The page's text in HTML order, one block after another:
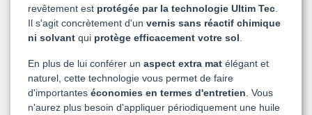
revêtement est protégée par la technologie Ultim Tec
Il s'agit concrètement d'un vernis sans réactif chimique
ni solvant qui protège efficacement votre sol
En plus de lui conférer un aspect extra mat élégant et
naturel, cette technologie vous permet de faire
d'importantes économies en termes d'entretien . Vous
n'aurez plus besoin d'appliquer périodiquement une huile